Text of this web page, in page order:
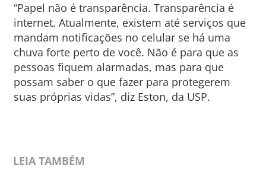
“Papel não é transparência. Transparência é
internet. Atualmente, existem até serviços que
mandam notificações no celular se há uma
chuva forte perto de você. Não é para que as
pessoas fiquem alarmadas, mas para que
possam saber o que fazer para protegerem
suas próprias vidas”, diz Eston, da USP.
LEIA TAMBÉM